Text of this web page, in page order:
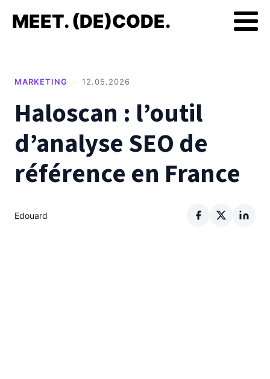
MEET. (DE)CODE.
MARKETING 12.05.2026
Haloscan : l’outil
d’analyse SEO de
référence en France
Edouard